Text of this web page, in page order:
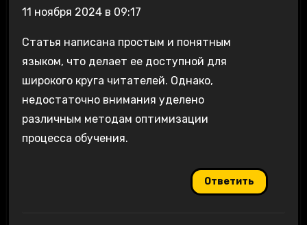
11 ноября 2024 в 09:17
Статья написана простым и понятным
языком, что делает ее доступной для
широкого круга читателей. Однако,
недостаточно внимания уделено
различным методам оптимизации
процесса обучения.
Ответить